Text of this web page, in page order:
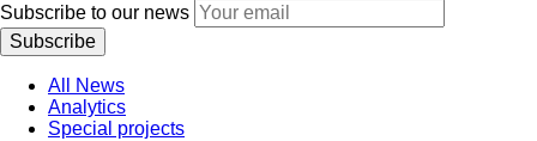
Subscribe to our news
Subscribe
All News
Analytics
Special projects